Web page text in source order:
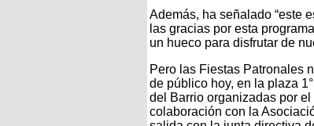
Además, ha señalado “este
las gracias por esta
un hueco para disfrutar de
Pero las Fiestas Patronales
de público hoy, en la plaza
del Barrio organizadas por
colaboración con la